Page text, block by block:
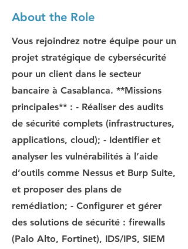
About the Role
Vous rejoindrez notre équipe pour un
projet stratégique de cybersécurité
pour un client dans le secteur
bancaire à Casablanca. **Missions
principales** : - Réaliser des audits
de sécurité complets (infrastructures,
applications, cloud); - Identifier et
analyser les vulnérabilités à l’aide
d’outils comme Nessus et Burp Suite,
et proposer des plans de
remédiation; - Configurer et gérer
des solutions de sécurité : firewalls
(Palo Alto, Fortinet), IDS/IPS, SIEM